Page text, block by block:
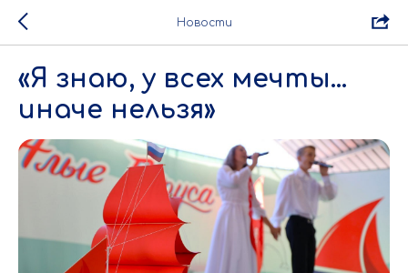
Новости
«Я знаю, у всех мечты…
иначе нельзя»